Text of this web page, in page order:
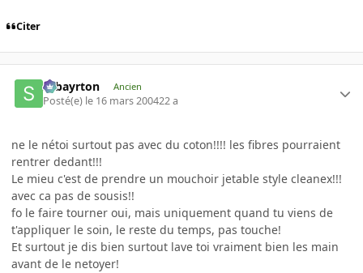
Citer
sebayrton Ancien
Posté(e) le 16 mars 200422 a
ne le nétoi surtout pas avec du coton!!!! les fibres pourraient
rentrer dedant!!!
Le mieu c'est de prendre un mouchoir jetable style cleanex!!!
avec ca pas de sousis!!
fo le faire tourner oui, mais uniquement quand tu viens de
t'appliquer le soin, le reste du temps, pas touche!
Et surtout je dis bien surtout lave toi vraiment bien les main
avant de le netoyer!